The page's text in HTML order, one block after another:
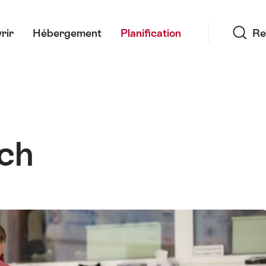
Hébergement Planification